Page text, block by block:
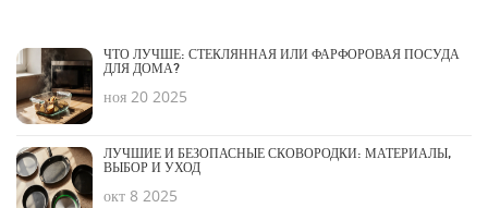
ЧТО ЛУЧШЕ: СТЕКЛЯННАЯ ИЛИ ФАРФОРОВАЯ ПОСУДА
ДЛЯ ДОМА?
ноя 20 2025
ЛУЧШИЕ И БЕЗОПАСНЫЕ СКОВОРОДКИ: МАТЕРИАЛЫ,
ВЫБОР И УХОД
окт 8 2025